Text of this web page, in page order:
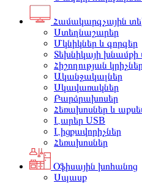
Համակարգչային
Ստեղնաշարեր
Մկնիկներ և գորգեր
Տեխնիկայի
Հիշողության կրիչներ
Ականջակալներ
Սկավառակներ
Բարձրախոսեր
Հեռախոսներ և
Լարեր USB
Լիցքավորիչներ
Հեռախոսներ
Օֆիսային խոհանոց
Սպասք